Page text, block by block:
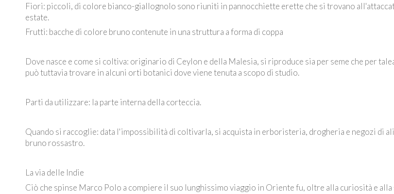
Fiori: piccoli, di colore bianco-giallognolo sono riuniti in pannocchiette erette che si trovano
estate.
Frutti: bacche di colore bruno contenute in una struttura a forma di coppa
Dove nasce e come si coltiva: originario di Ceylon e della Malesia, si riproduce sia per seme che per
può tuttavia trovare in alcuni orti botanici dove viene tenuta a scopo di studio.
Parti da utilizzare: la parte interna della corteccia.
Quando si raccoglie: data l'impossibilità di coltivarla, si acquista in erboristeria, drogheria e negozi
bruno rossastro.
La via delle Indie
Ciò che spinse Marco Polo a compiere il suo lunghissimo viaggio in Oriente fu, oltre alla curiosità e